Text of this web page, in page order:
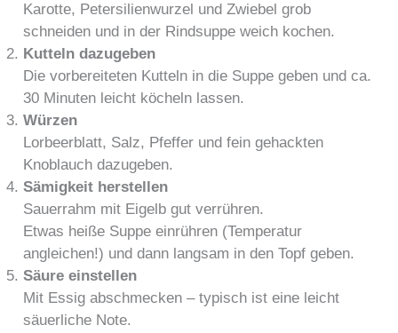
Karotte, Petersilienwurzel und Zwiebel grob
schneiden und in der Rindsuppe weich kochen.
Kutteln dazugeben
Die vorbereiteten Kutteln in die Suppe geben und ca.
30 Minuten leicht köcheln lassen.
Würzen
Lorbeerblatt, Salz, Pfeffer und fein gehackten
Knoblauch dazugeben.
Sämigkeit herstellen
Sauerrahm mit Eigelb gut verrühren.
Etwas heiße Suppe einrühren (Temperatur
angleichen!) und dann langsam in den Topf geben.
Säure einstellen
Mit Essig abschmecken – typisch ist eine leicht
säuerliche Note.